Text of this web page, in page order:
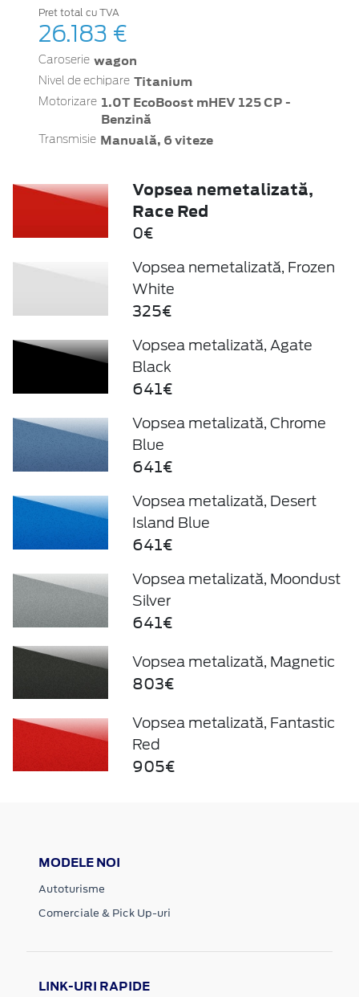
Pret total cu TVA
26.183 €
Caroserie wagon
Nivel de echipare Titanium
Motorizare 1.0T EcoBoost mHEV 125 CP -
Benzină
Transmisie Manuală, 6 viteze
Vopsea nemetalizată,
Race Red
0€
Vopsea nemetalizată, Frozen
White
325€
Vopsea metalizată, Agate
Black
641€
Vopsea metalizată, Chrome
Blue
641€
Vopsea metalizată, Desert
Island Blue
641€
Vopsea metalizată, Moondust
Silver
641€
Vopsea metalizată, Magnetic
803€
Vopsea metalizată, Fantastic
Red
905€
MODELE NOI
Autoturisme
Comerciale & Pick Up-uri
LINK-URI RAPIDE